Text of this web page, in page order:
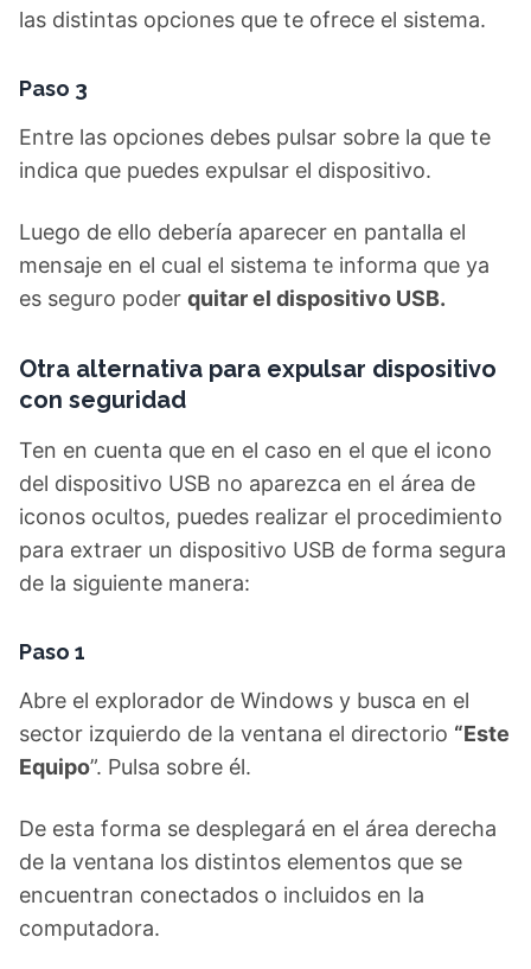
las distintas opciones que te ofrece el sistema.
Paso 3
Entre las opciones debes pulsar sobre la que te
indica que puedes expulsar el dispositivo.
Luego de ello debería aparecer en pantalla el
mensaje en el cual el sistema te informa que ya
es seguro poder quitar el dispositivo USB.
Otra alternativa para expulsar dispositivo
con seguridad
Ten en cuenta que en el caso en el que el icono
del dispositivo USB no aparezca en el área de
iconos ocultos, puedes realizar el procedimiento
para extraer un dispositivo USB de forma segura
de la siguiente manera:
Paso 1
Abre el explorador de Windows y busca en el
sector izquierdo de la ventana el directorio “Este
Equipo”. Pulsa sobre él.
De esta forma se desplegará en el área derecha
de la ventana los distintos elementos que se
encuentran conectados o incluidos en la
computadora.